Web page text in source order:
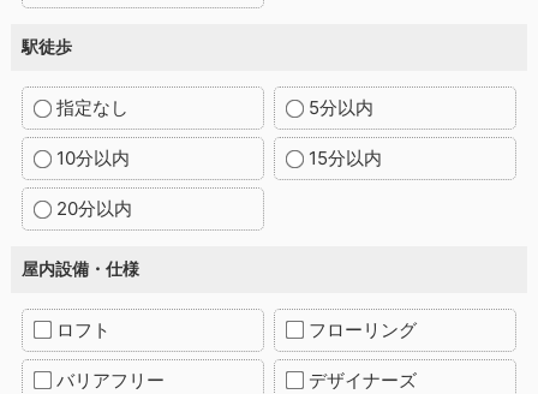
駅徒歩
指定なし 5分以内
10分以内 15分以内
20分以内
屋内設備・仕様
ロフト フローリング
バリアフリー デザイナーズ